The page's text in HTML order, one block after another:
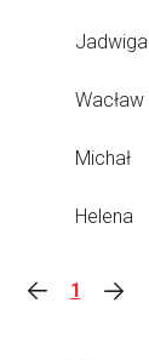
Jadwiga
Wacław
Michał
Helena
1